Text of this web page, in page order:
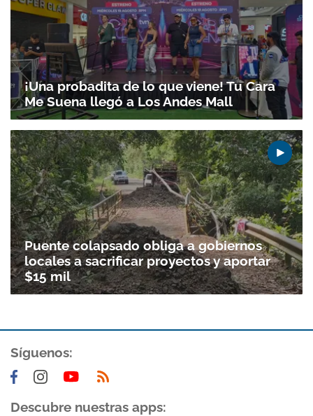
ACEPTAR
¡Una probadita de lo que viene! Tu Cara
Me Suena llegó a Los Andes Mall
Puente colapsado obliga a gobiernos
locales a sacrificar proyectos y aportar
$15 mil
Síguenos:
Descubre nuestras apps: